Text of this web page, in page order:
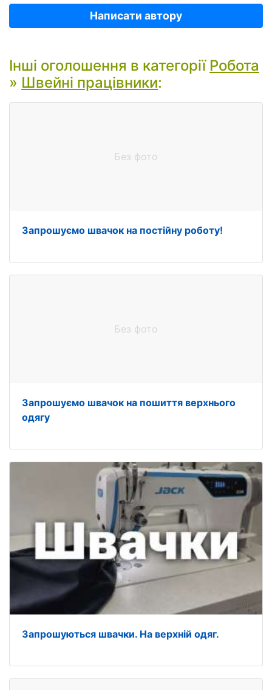
Написати автору
Інші оголошення в категорії Робота
» Швейні працівники:
Без фото
Запрошуємо швачок на постійну роботу!
Без фото
Запрошуємо швачок на пошиття верхнього
одягу
Запрошуються швачки. На верхній одяг.